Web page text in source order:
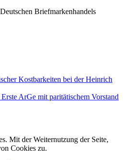
Briefmarkenhandels
Kostbarkeiten bei der Heinrich
ArGe mit paritätischem Vorstand
Mit der Weiternutzung der Seite,
Cookies zu.